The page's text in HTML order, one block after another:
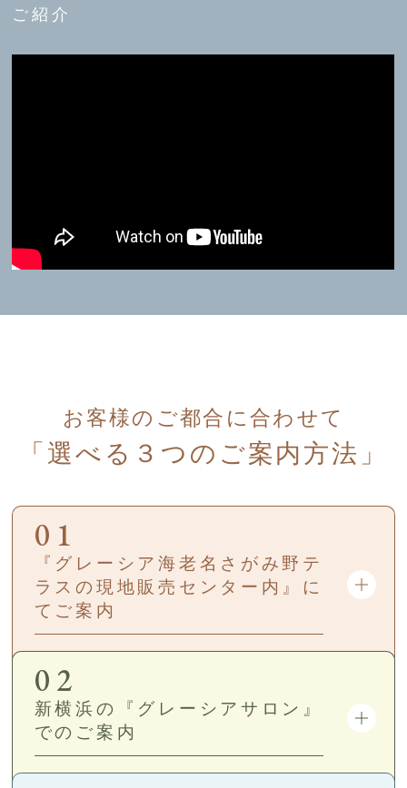
ご紹介
お客様のご都合に合わせて
「選べる３つのご案内方法」
01
『グレーシア海老名さがみ野テ
ラスの現地販売センター内』に
てご案内
02
新横浜の『グレーシアサロン』
でのご案内